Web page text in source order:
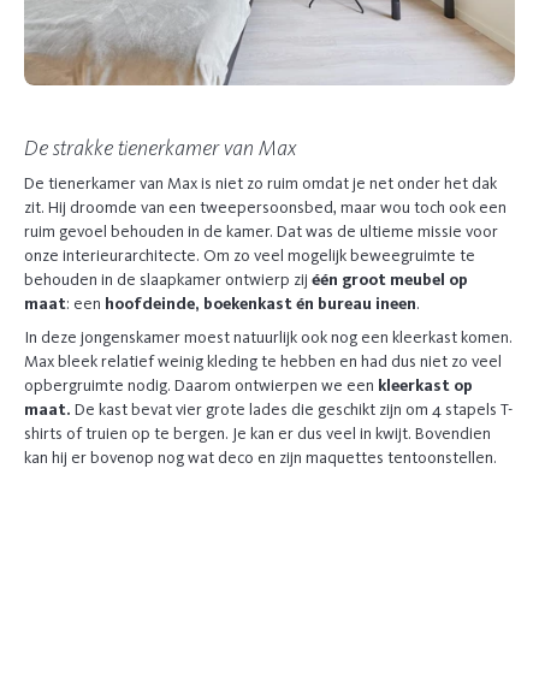
De strakke tienerkamer van Max
De tienerkamer van Max is niet zo ruim omdat je net onder het dak
zit. Hij droomde van een tweepersoonsbed, maar wou toch ook een
ruim gevoel behouden in de kamer. Dat was de ultieme missie voor
onze interieurarchitecte. Om zo veel mogelijk beweegruimte te
behouden in de slaapkamer ontwierp zij één groot meubel op
maat: een hoofdeinde, boekenkast én bureau ineen.
In deze jongenskamer moest natuurlijk ook nog een kleerkast komen.
Max bleek relatief weinig kleding te hebben en had dus niet zo veel
opbergruimte nodig. Daarom ontwierpen we een kleerkast op
maat. De kast bevat vier grote lades die geschikt zijn om 4 stapels T-
shirts of truien op te bergen. Je kan er dus veel in kwijt. Bovendien
kan hij er bovenop nog wat deco en zijn maquettes tentoonstellen.